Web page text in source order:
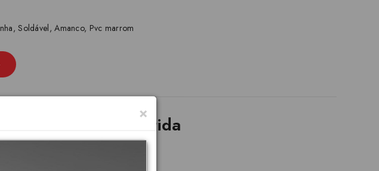
,Soldável,Amanco, Pvc marrom
Qualidade Garantida
×